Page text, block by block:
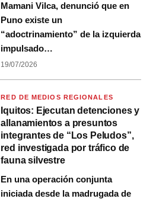
Mamani Vilca, denunció que en
Puno existe un
“adoctrinamiento” de la izquierda
impulsado…
19/07/2026
RED DE MEDIOS REGIONALES
Iquitos: Ejecutan detenciones y
allanamientos a presuntos
integrantes de “Los Peludos”,
red investigada por tráfico de
fauna silvestre
En una operación conjunta
iniciada desde la madrugada de